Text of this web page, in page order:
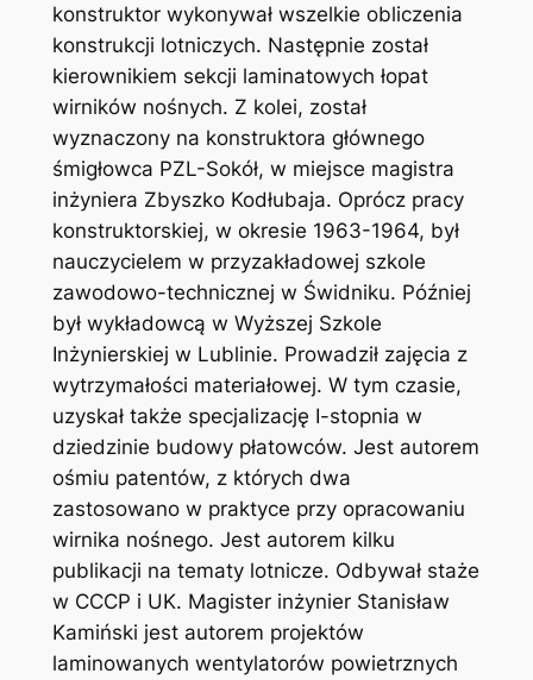
konstruktor wykonywał wszelkie obliczenia
konstrukcji lotniczych. Następnie został
kierownikiem sekcji laminatowych łopat
wirników nośnych. Z kolei, został
wyznaczony na konstruktora głównego
śmigłowca PZL-Sokół, w miejsce magistra
inżyniera Zbyszko Kodłubaja. Oprócz pracy
konstruktorskiej, w okresie 1963-1964, był
nauczycielem w przyzakładowej szkole
zawodowo-technicznej w Świdniku. Później
był wykładowcą w Wyższej Szkole
Inżynierskiej w Lublinie. Prowadził zajęcia z
wytrzymałości materiałowej. W tym czasie,
uzyskał także specjalizację I-stopnia w
dziedzinie budowy płatowców. Jest autorem
ośmiu patentów, z których dwa
zastosowano w praktyce przy opracowaniu
wirnika nośnego. Jest autorem kilku
publikacji na tematy lotnicze. Odbywał staże
w CCCP i UK. Magister inżynier Stanisław
Kamiński jest autorem projektów
laminowanych wentylatorów powietrznych